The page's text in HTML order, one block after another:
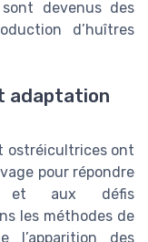
devenus des
d’huîtres
adaptation
ostréicultrices ont
pour répondre
et aux défis
les méthodes de
l’apparition des